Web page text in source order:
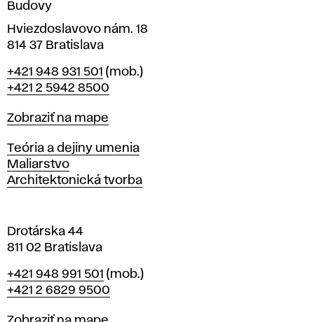
í
v
r
a
i
s
l
a
v
Budovy
Hviezdoslavovo nám. 18
814 37 Bratislava
Telefón
+421 948 931 501 (mob.)
+421 2 5942 8500
Mapa
Zobraziť na mape
Katedry
Teória a dejiny umenia
Maliarstvo
Architektonická tvorba
Drotárska 44
811 02 Bratislava
Telefón
+421 948 991 501 (mob.)
+421 2 6829 9500